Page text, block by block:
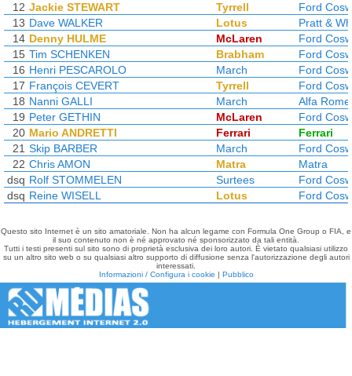
12 Jackie STEWART Tyrrell
Ford
13 Dave WALKER Lotus
Pratt &
14 Denny HULME McLaren
Ford
15 Tim SCHENKEN Brabham
Ford
16 Henri PESCAROLO March
Ford
17 François CEVERT Tyrrell
Ford
18 Nanni GALLI March
Alfa
19 Peter GETHIN McLaren
Ford
20 Mario ANDRETTI Ferrari
Ferrari
21 Skip BARBER March
Ford
22 Chris AMON Matra
Matra
dsq Rolf STOMMELEN Surtees
Ford
dsq Reine WISELL Lotus Ford
Questo sito Internet è un sito amatoriale. Non ha alcun legame con Formula One Group o FIA, e
il suo contenuto non è né approvato né sponsorizzato da tali entità.
Tutti i testi presenti sul sito sono di proprietà esclusiva dei loro autori. È vietato qualsiasi utilizzo
su un altro sito web o su qualsiasi altro supporto di diffusione senza l'autorizzazione degli autori
interessati.
Informazioni / Configura i cookie | Pubblico